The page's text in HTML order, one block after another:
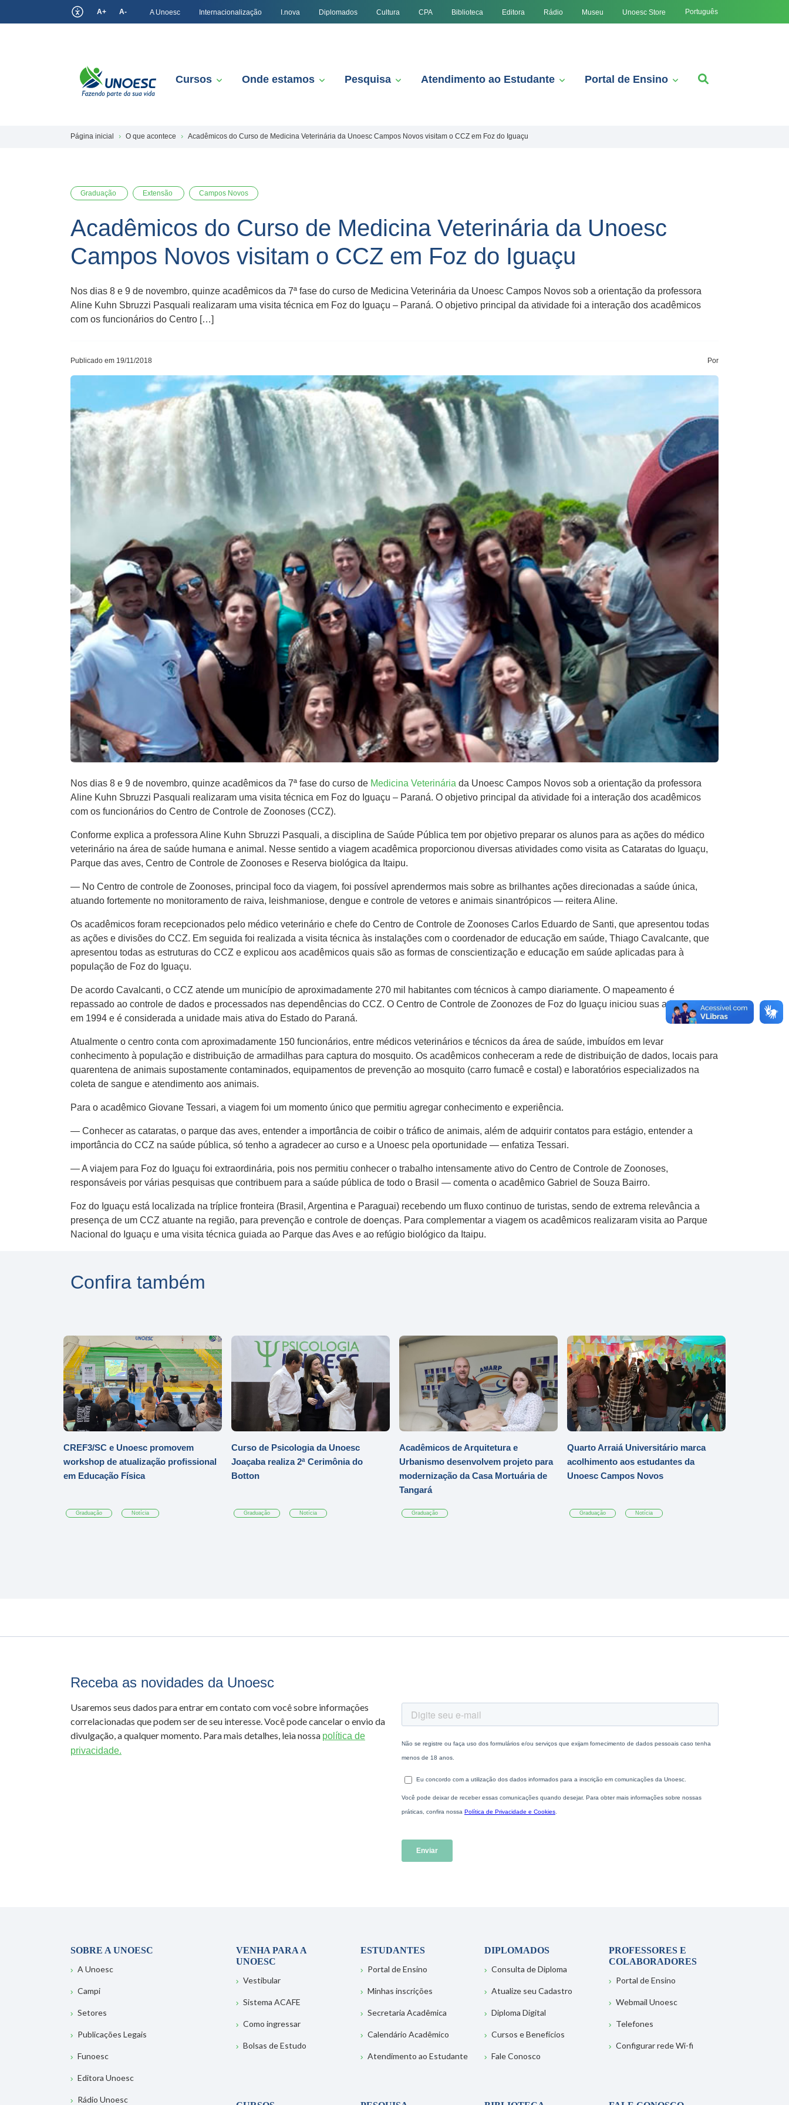
A+ A- A Unoesc Internacionalização I.nova Diplomados Cultura CPA Biblioteca Editora Rádio Museu Unoesc Store Português
Cursos Onde estamos Pesquisa Atendimento ao Estudante Portal de Ensino
Página inicial O que acontece Acadêmicos do Curso de Medicina Veterinária da Unoesc Campos Novos visitam o CCZ em Foz do Iguaçu
Graduação Extensão Campos Novos
Acadêmicos do Curso de Medicina Veterinária da Unoesc
Campos Novos visitam o CCZ em Foz do Iguaçu
Nos dias 8 e 9 de novembro, quinze acadêmicos da 7ª fase do curso de Medicina Veterinária da Unoesc Campos Novos sob a orientação da professora
Aline Kuhn Sbruzzi Pasquali realizaram uma visita técnica em Foz do Iguaçu – Paraná. O objetivo principal da atividade foi a interação dos acadêmicos
com os funcionários do Centro […]
Publicado em 19/11/2018 Por
Nos dias 8 e 9 de novembro, quinze acadêmicos da 7ª fase do curso de Medicina Veterinária da Unoesc Campos Novos sob a orientação da professora
Aline Kuhn Sbruzzi Pasquali realizaram uma visita técnica em Foz do Iguaçu – Paraná. O objetivo principal da atividade foi a interação dos acadêmicos
com os funcionários do Centro de Controle de Zoonoses (CCZ).
Conforme explica a professora Aline Kuhn Sbruzzi Pasquali, a disciplina de Saúde Pública tem por objetivo preparar os alunos para as ações do médico
veterinário na área de saúde humana e animal. Nesse sentido a viagem acadêmica proporcionou diversas atividades como visita as Cataratas do Iguaçu,
Parque das aves, Centro de Controle de Zoonoses e Reserva biológica da Itaipu.
— No Centro de controle de Zoonoses, principal foco da viagem, foi possível aprendermos mais sobre as brilhantes ações direcionadas a saúde única,
atuando fortemente no monitoramento de raiva, leishmaniose, dengue e controle de vetores e animais sinantrópicos — reitera Aline.
Os acadêmicos foram recepcionados pelo médico veterinário e chefe do Centro de Controle de Zoonoses Carlos Eduardo de Santi, que apresentou todas
as ações e divisões do CCZ. Em seguida foi realizada a visita técnica às instalações com o coordenador de educação em saúde, Thiago Cavalcante, que
apresentou todas as estruturas do CCZ e explicou aos acadêmicos quais são as formas de conscientização e educação em saúde aplicadas para à
população de Foz do Iguaçu.
De acordo Cavalcanti, o CCZ atende um município de aproximadamente 270 mil habitantes com técnicos à campo diariamente. O mapeamento é
repassado ao controle de dados e processados nas dependências do CCZ. O Centro de Controle de Zoonozes de Foz do Iguaçu iniciou suas atividades
em 1994 e é considerada a unidade mais ativa do Estado do Paraná.
Atualmente o centro conta com aproximadamente 150 funcionários, entre médicos veterinários e técnicos da área de saúde, imbuídos em levar
conhecimento à população e distribuição de armadilhas para captura do mosquito. Os acadêmicos conheceram a rede de distribuição de dados, locais para
quarentena de animais supostamente contaminados, equipamentos de prevenção ao mosquito (carro fumacê e costal) e laboratórios especializados na
coleta de sangue e atendimento aos animais.
Para o acadêmico Giovane Tessari, a viagem foi um momento único que permitiu agregar conhecimento e experiência.
— Conhecer as cataratas, o parque das aves, entender a importância de coibir o tráfico de animais, além de adquirir contatos para estágio, entender a
importância do CCZ na saúde pública, só tenho a agradecer ao curso e a Unoesc pela oportunidade — enfatiza Tessari.
— A viajem para Foz do Iguaçu foi extraordinária, pois nos permitiu conhecer o trabalho intensamente ativo do Centro de Controle de Zoonoses,
responsáveis por várias pesquisas que contribuem para a saúde pública de todo o Brasil — comenta o acadêmico Gabriel de Souza Bairro.
Foz do Iguaçu está localizada na tríplice fronteira (Brasil, Argentina e Paraguai) recebendo um fluxo continuo de turistas, sendo de extrema relevância a
presença de um CCZ atuante na região, para prevenção e controle de doenças. Para complementar a viagem os acadêmicos realizaram visita ao Parque
Nacional do Iguaçu e uma visita técnica guiada ao Parque das Aves e ao refúgio biológico da Itaipu.
Confira também
CREF3/SC e Unoesc promovem
workshop de atualização profissional
em Educação Física
Graduação Notícia
Curso de Psicologia da Unoesc
Joaçaba realiza 2ª Cerimônia do
Botton
Graduação Notícia
Acadêmicos de Arquitetura e
Urbanismo desenvolvem projeto para
modernização da Casa Mortuária de
Tangará
Graduação
Quarto Arraiá Universitário marca
acolhimento aos estudantes da
Unoesc Campos Novos
Graduação Notícia
Receba as novidades da Unoesc
Usaremos seus dados para entrar em contato com você sobre informações
correlacionadas que podem ser de seu interesse. Você pode cancelar o envio da
divulgação, a qualquer momento. Para mais detalhes, leia nossa política de
privacidade.
SOBRE A UNOESC
A Unoesc
Campi
Setores
Publicações Legais
Funoesc
Editora Unoesc
Rádio Unoesc
VENHA PARA A
UNOESC
Vestibular
Sistema ACAFE
Como ingressar
Bolsas de Estudo
ESTUDANTES
Portal de Ensino
Minhas inscrições
Secretaria Acadêmica
Calendário Acadêmico
Atendimento ao Estudante
DIPLOMADOS
Consulta de Diploma
Atualize seu Cadastro
Diploma Digital
Cursos e Benefícios
Fale Conosco
PROFESSORES E
COLABORADORES
Portal de Ensino
Webmail Unoesc
Telefones
Configurar rede Wi-fi